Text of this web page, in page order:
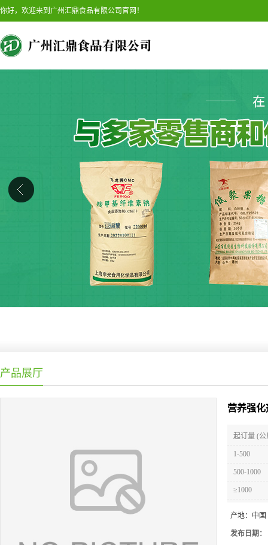
你好，欢迎来到广州汇鼎食品有限公司官网！
产品展厅
营养强
起订量 (公
1-500
500-1000
≥1000
产地： 中国
发布日期：